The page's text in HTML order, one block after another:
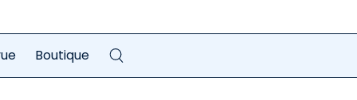
Boutique